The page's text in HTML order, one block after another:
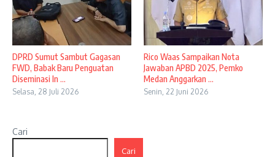
DPRD Sumut Sambut Gagasan
FWD, Babak Baru Penguatan
Diseminasi In ...
Selasa, 28 Juli 2026
Rico Waas Sampaikan Nota
Jawaban APBD 2025, Pemko
Medan Anggarkan ...
Senin, 22 Juni 2026
Cari
Cari